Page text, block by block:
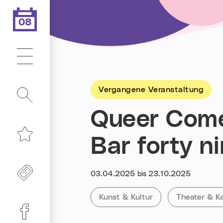
Heute ist der
08
.08.2026
Linz-Termine auf Facebook
Vergangene Veranstaltung
Queer
Bar forty
Datum:
03.04.2025 bis 23.10.2025
Kategorie:
Alle Veranstaltungen der
Kunst & Kultur Tag:Alle
Theater &